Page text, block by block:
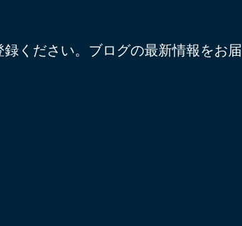
ください。ブログの最新情報をお届